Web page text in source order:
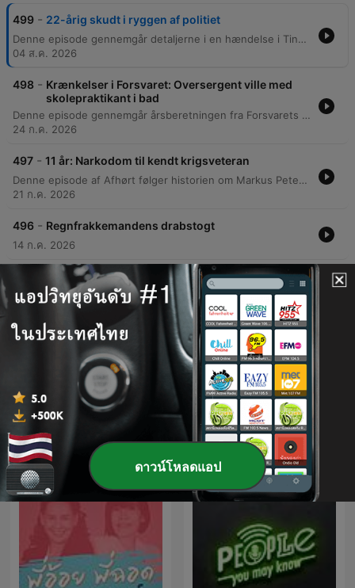
499 - 22-årig skudt i ryggen af politiet
Denne episode gennemgår detaljerne i en hændelse i Tingbjerg, hvor politiet affyrede skud mod en bil, hvilket resulterede i, at en 22-årig mand blev ramt. Diskussionen belyser de uklare omstændigheder omkring biljagten, de efterfølgende uroligheder i lokalområdet og det enorme psykiske pres, politibetjente står under i akutte situationer. Derudover undersøges den igangværende efterforskning og eftersøgningen af vidner. Episoden belyser også Tingbjergs historiske udfordringer med bandekriminalitet og tidligere ghetto-stempel, samt de nuværende forsøg på gentrificering og skabelse af mangfoldighed i området.
04 ส.ค. 2026
498 - Krænkelser i Forsvaret: Oversergent ville med
skolepraktikant i bad
Denne episode gennemgår årsberetningen fra Forsvarets Auditørkorps, som afslører en række alvorlige sager inden for det danske militær. Rapporten dokumenterer alt fra seksuelle krænkelser og voldtægter på kasernen til fund af håndgranater med slebne serienumre samt brug af euforiserende stoffer og alkohol under tjeneste. Diskussionen belyser en bekymrende tendens, hvor problematiske mønstre gentager sig i årsberetningerne. Dette peger på en vedholdende kultur inden for Forsvaret, som er svær at ændre, og som indeholder dybt alvorlige sager om både våbenmisbrug og magtmisbrug.
24 ก.ค. 2026
497 - 11 år: Narkodom til kendt krigsveteran
Denne episode af Afhørt følger historien om Markus Petersen, en tidligere dansk krigsveteran fra Irak og Afghanistan, der er blevet idømt 11 års fængsel for involvering i en omfattende narkosag. Sagen drejer sig om håndtering af 100 kilo amfetamin, som blev opdaget via krypteret kommunikation på Sky ECC-tjenesten. Beretningen belyser den tragiske sammenhæng mellem krigstraumer og kriminalitet. Efter at have kæmpet med svær PTSD, beskrives hvordan Petersen begyndende selvmedicinering med kokain førte til en voksende gæld, som han forsøgte at afvikle gennem narkosmugling. Episoden undersøger de menneskelige omkostninger ved både krigstjeneste og den efterfølgende retsproces.
21 ก.ค. 2026
496 - Regnfrakkemandens drabstogt
14 ก.ค. 2026
32-årig svensker død efter voldsepisode ved
VM-storskærmsarrangement
07 ก.ค. 2026
แสดงตอนเพิ่มเติม
พอดแคสต์ สังคมและวัฒนธรรม เพิ่ม
เติม
ดูทั้งหมด
ดาวน์โหลดแอป